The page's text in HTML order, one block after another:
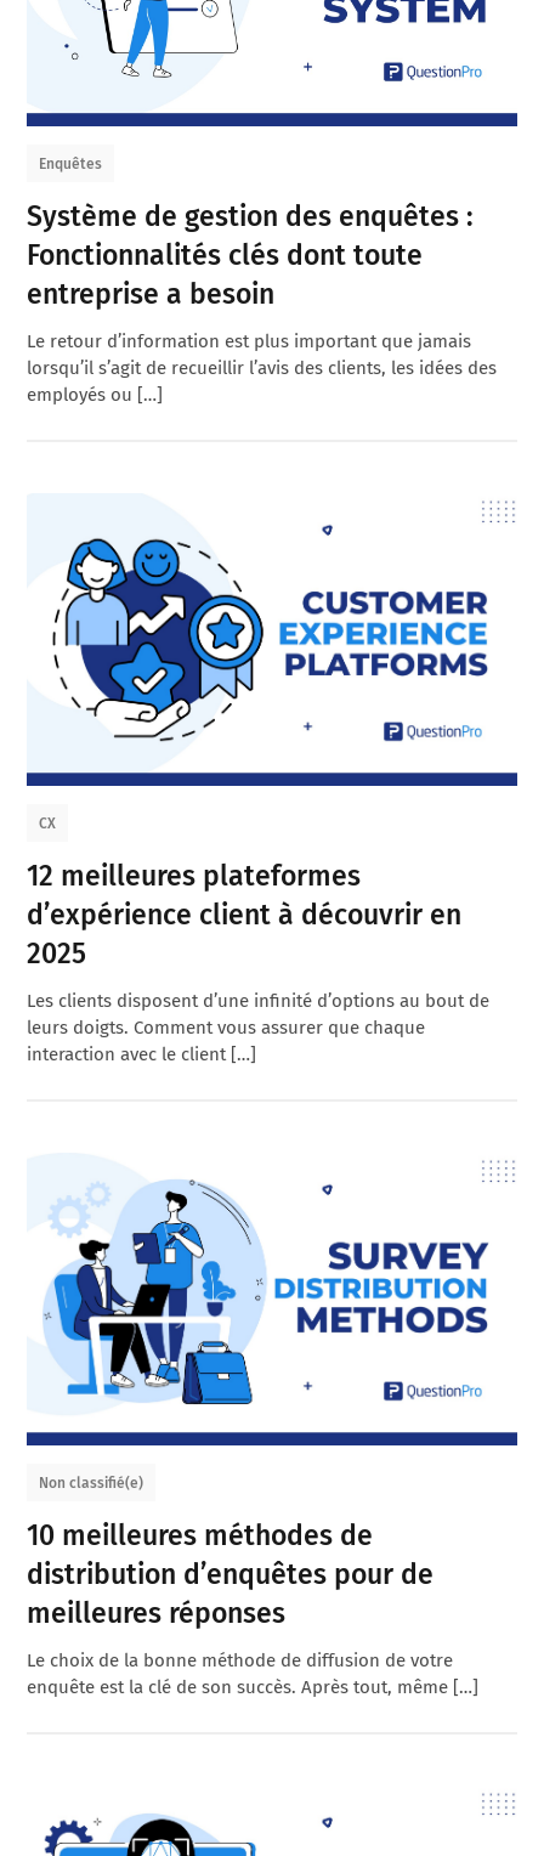
Enquêtes
Système de gestion des enquêtes :
Fonctionnalités clés dont toute
entreprise a besoin
Le retour d’information est plus important que jamais
lorsqu’il s’agit de recueillir l’avis des clients, les idées des
employés ou […]
CX
12 meilleures plateformes
d’expérience client à découvrir en
2025
Les clients disposent d’une infinité d’options au bout de
leurs doigts. Comment vous assurer que chaque
interaction avec le client […]
Non classifié(e)
10 meilleures méthodes de
distribution d’enquêtes pour de
meilleures réponses
Le choix de la bonne méthode de diffusion de votre
enquête est la clé de son succès. Après tout, même […]